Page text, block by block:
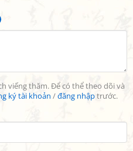
viếng thăm. Để có thể theo dõi và
ký tài khoản /đăng nhậptrước.